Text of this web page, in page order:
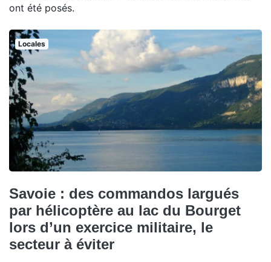
ont été posés.
Locales
Savoie : des commandos largués
par hélicoptère au lac du Bourget
lors d’un exercice militaire, le
secteur à éviter